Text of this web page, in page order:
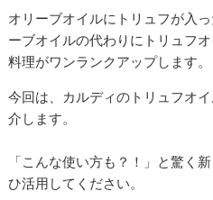
オリーブオイルにトリュフが入
ーブオイルの代わりにトリュフ
料理がワンランクアップします。
今回は、カルディのトリュフオ
介します。
「こんな使い方も？！」と驚く
ひ活用してください。